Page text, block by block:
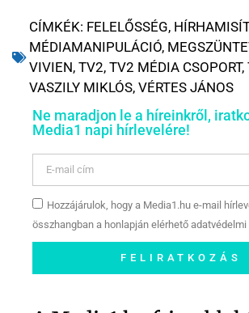
CÍMKÉK: FELELŐSSÉG,
MÉDIAMANIPULÁCIÓ,
VIVIEN, TV2, TV2 MÉDIA CSOPORT,
VASZILY MIKLÓS, VÉRTES JÁNOS
Ne maradjon le a híreinkről,
Media1 napi hírlevelére!
Hozzájárulok, hogy a Media1.hu e-mail
összhangban a honlapján elérhető
FELIRATKOZÁS